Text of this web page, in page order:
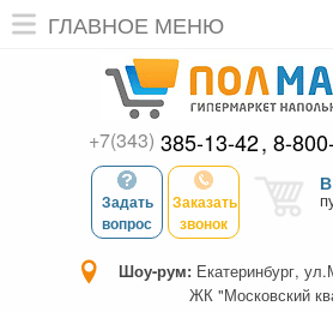
ГЛАВНОЕ МЕНЮ
+7(343) 385-13-42 8-
Задать
вопрос
Заказать
звонок
Шоу-рум: Екатеринбург,
ЖК "Московский